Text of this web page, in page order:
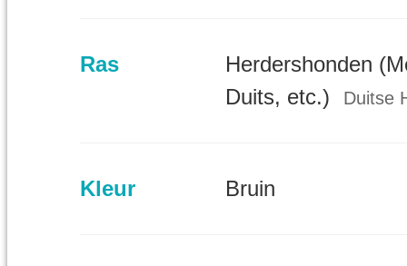
Ras
Herdershonden
Duits, etc.)
Duitse
Kleur Bruin